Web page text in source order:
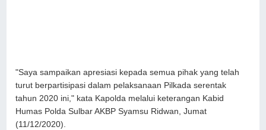
"Saya sampaikan apresiasi kepada semua pihak yang telah
turut berpartisipasi dalam pelaksanaan Pilkada serentak
tahun 2020 ini," kata Kapolda melalui keterangan Kabid
Humas Polda Sulbar AKBP Syamsu Ridwan, Jumat
(11/12/2020).